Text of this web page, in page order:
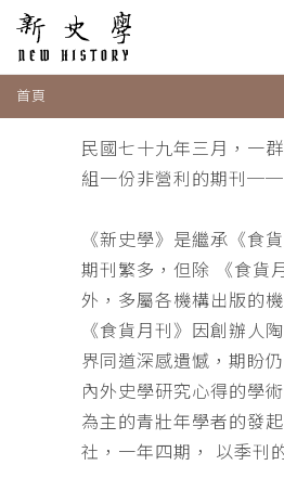
首頁
民國七十九年三月，一
組一份非營利的期刊──
《新史學》是繼承《食
期刊繁多，但除 《食貨
外，多屬各機構出版的
《食貨月刊》因創辦人
界同道深感遺憾，期盼
內外史學研究心得的學
為主的青壯年學者的發
社，一年四期， 以季刊